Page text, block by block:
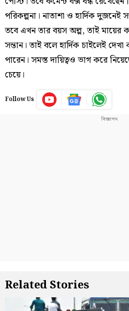
পরিকল্পনা। নাতাশা ও হার্দিক দুজনেই
তবে এখন তার বয়স অল্প, তাই মায়ের
সন্তান। তাই বলে হার্দিক চাইলেই
পারেন। সমস্ত দায়িত্বও ভাগ করে
চেয়ে।
Follow Us
Related Stories